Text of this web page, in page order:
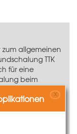
zum allgemeinen
TTK
für eine
beim
TTK-
Teleskop- bzw.X